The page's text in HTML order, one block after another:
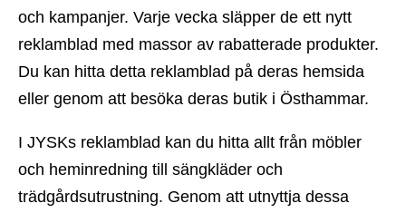
och kampanjer. Varje vecka släpper de ett nytt
reklamblad med massor av rabatterade produkter.
Du kan hitta detta reklamblad på deras hemsida
eller genom att besöka deras butik i Östhammar.
I JYSKs reklamblad kan du hitta allt från möbler
och heminredning till sängkläder och
trädgårdsutrustning. Genom att utnyttja dessa